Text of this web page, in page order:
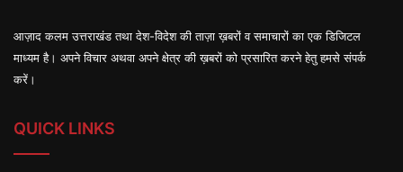
आज़ाद कलम उत्तराखंड तथा देश-विदेश की ताज़ा ख़बरों व समाचारों का एक डिजिटल
माध्यम है। अपने विचार अथवा अपने क्षेत्र की ख़बरों को प्रसारित करने हेतु हमसे संपर्क
करें।
QUICK LINKS